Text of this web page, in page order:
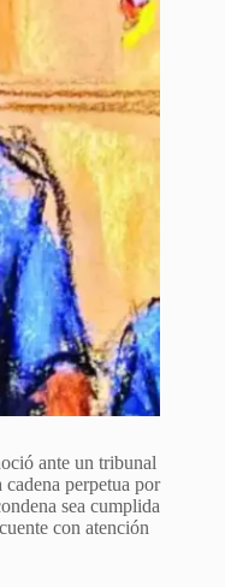
ante un tribunal
cadena perpetua por
sea cumplida
con atención